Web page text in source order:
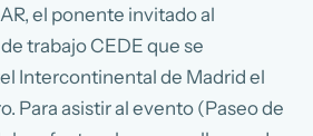
el ponente invitado al
trabajo CEDE que se
Intercontinental de Madrid el
Para asistir al evento (Paseo de